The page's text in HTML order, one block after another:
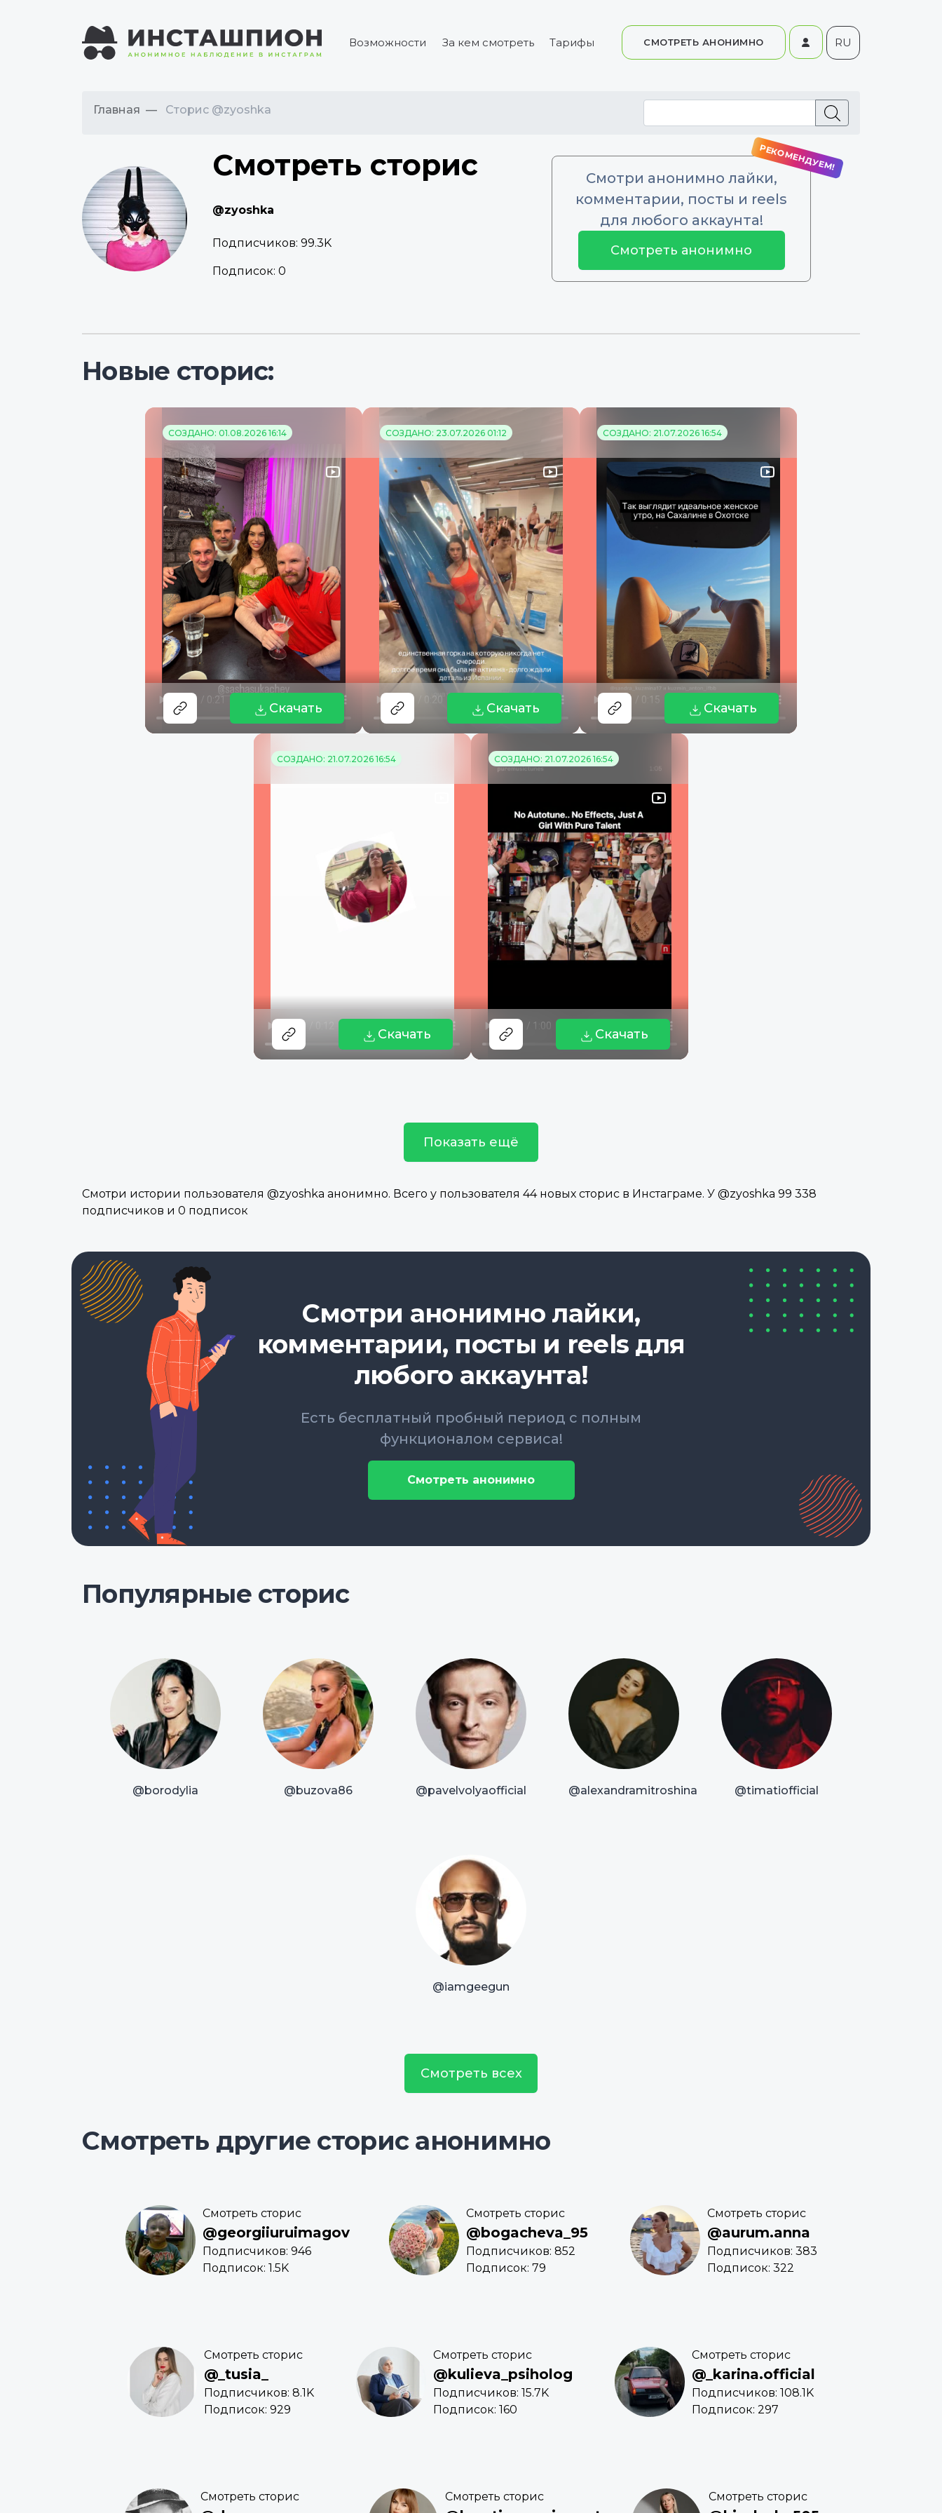
Возможности За кем смотреть Тарифы СМОТРЕТЬ АНОНИМНО RU
Главная Сторис @zyoshka
Смотреть сторис
@zyoshka
Подписчиков: 99.3K
Подписок: 0
Смотри анонимно лайки,
комментарии, посты и reels
для любого аккаунта!
Смотреть анонимно
Новые сторис:
СОЗДАНО: 01.08.2026 16:14
Скачать
СОЗДАНО: 23.07.2026 01:12
Скачать
СОЗДАНО: 21.07.2026 16:54
Скачать
СОЗДАНО: 21.07.2026 16:54
Скачать
СОЗДАНО: 21.07.2026 16:54
Скачать
Показать ещё
Смотри истории пользователя @zyoshka анонимно. Всего у пользователя 44 новых сторис в Инстаграме. У @zyoshka 99 338
подписчиков и 0 подписок
Смотри анонимно лайки,
комментарии, посты и reels для
любого аккаунта!
Есть бесплатный пробный период с полным
функционалом сервиса!
Смотреть анонимно
Популярные сторис
@borodylia @buzova86 @pavelvolyaofficial @alexandramitroshina @timatiofficial
@iamgeegun
Смотреть всех
Смотреть другие сторис анонимно
Смотреть сторис
@georgiiuruimagov
Подписчиков: 946
Подписок: 1.5K
Смотреть сторис
@bogacheva_95
Подписчиков: 852
Подписок: 79
Смотреть сторис
@aurum.anna
Подписчиков: 383
Подписок: 322
Смотреть сторис
@_tusia_
Подписчиков: 8.1K
Подписок: 929
Смотреть сторис
@kulieva_psiholog
Подписчиков: 15.7K
Подписок: 160
Смотреть сторис
@_karina.official
Подписчиков: 108.1K
Подписок: 297
Смотреть сторис Смотреть сторис Смотреть сторис